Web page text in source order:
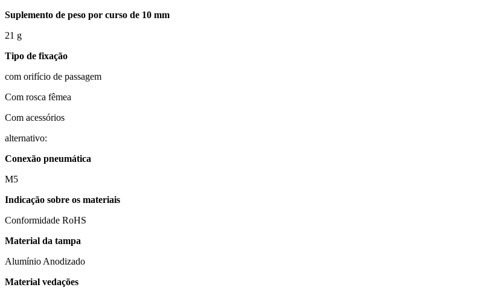
Suplemento de peso por curso de 10 mm
21 g
Tipo de fixação
com orifício de passagem
Com rosca fêmea
Com acessórios
alternativo:
Conexão pneumática
M5
Indicação sobre os materiais
Conformidade RoHS
Material da tampa
Alumínio Anodizado
Material vedações